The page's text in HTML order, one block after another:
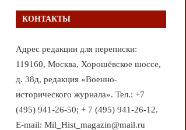
КОНТАКТЫ
Адрес редакции для переписки:
119160, Москва, Хорошёвское шоссе,
д. 38д, редакция «Военно-
исторического журнала». Тел.: +7
(495) 941-26-50; + 7 (495) 941-26-12.
E-mail: Mil_Hist_magazin@mail.ru